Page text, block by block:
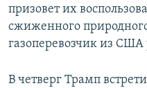
призовет их
сжиженного
газоперевозчик из
В четверг Трамп